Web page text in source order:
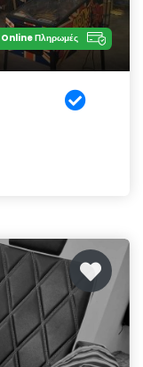
Online Πληρωμές